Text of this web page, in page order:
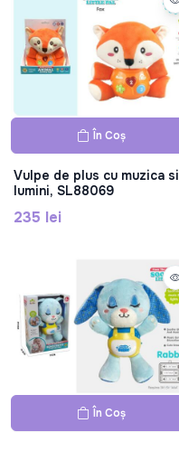
În Coș
Vulpe de plus cu muzica si
lumini, SL88069
235 lei
În Coș